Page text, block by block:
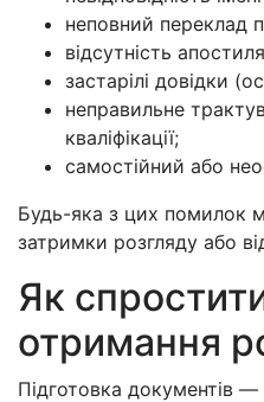
неповний переклад
відсутність
застарілі довідки
неправильне
кваліфікації;
самостійний або
Будь-яка з цих помилок
затримки розгляду або
Як
отримання
Підготовка документів